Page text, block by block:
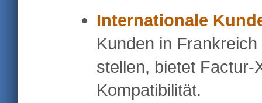
Internationale
Kunden in
stellen, bietet
Kompatibilität.